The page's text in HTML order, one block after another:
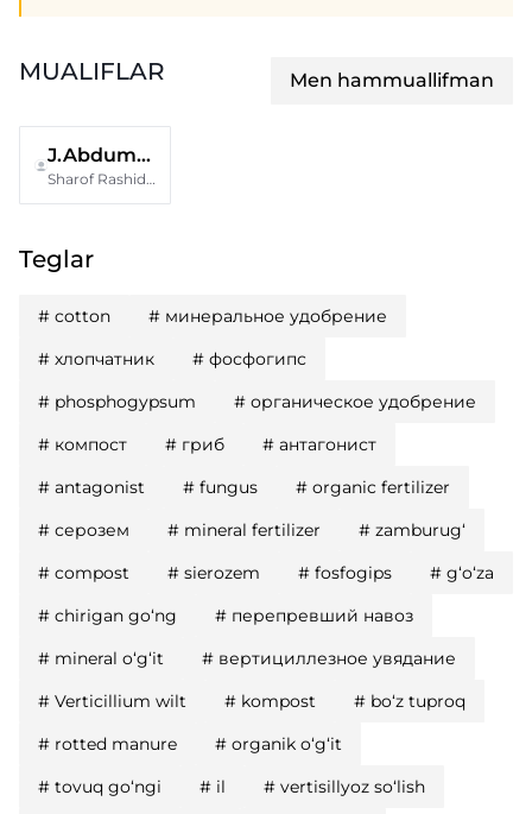
MUALIFLAR Men hammuallifman
J.Abdumalikov
Sharof Rashidov nomidagi Samarqand davlat universiteti
Teglar
# cotton # минеральное удобрение
# хлопчатник # фосфогипс
# phosphogypsum # органическое удобрение
# компост # гриб # антагонист
# antagonist # fungus # organic fertilizer
# серозем # mineral fertilizer # zamburug‘
# compost # sierozem # fosfogips # g‘o‘za
# chirigan go‘ng # перепревший навоз
# mineral o‘g‘it # вертициллезное увядание
# Verticillium wilt # kompost # bo‘z tuproq
# rotted manure # organik o‘g‘it
# tovuq go‘ngi # il # vertisillyoz so‘lish